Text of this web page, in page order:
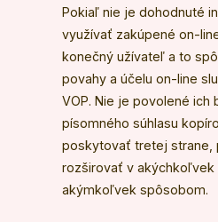
Pokiaľ nie je dohodnuté
využívať zakúpené on-
konečný užívateľ a to
povahy a účelu on-line
VOP. Nie je povolené ich
písomného súhlasu
poskytovať tretej strane,
rozširovať v akýchkoľvek
akýmkoľvek spôsobom.